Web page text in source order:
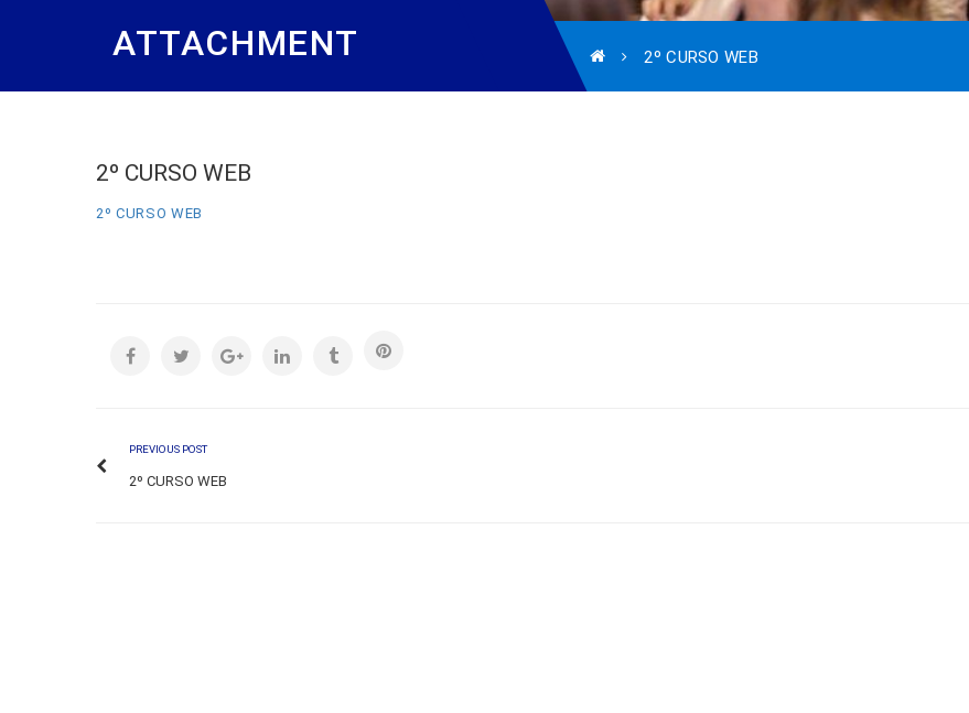
ATTACHMENT 2º CURSO WEB
2º CURSO WEB
2º CURSO WEB
PREVIOUS POST
2º CURSO WEB